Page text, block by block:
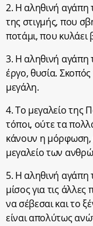
2. Η αληθινή αγάπη
της στιγμής, που
ποτάμι, που κυλάει
3. Η αληθινή αγάπη
έργο, θυσία. Σκοπός
μεγάλη.
4. Το μεγαλείο της
τόποι, ούτε τα
κάνουν η μόρφωση,
μεγαλείο των
5. Η αληθινή αγάπη
μίσος για τις
να σέβεσαι και το
είναι απολύτως